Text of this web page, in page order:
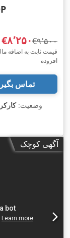
‎€۸٬۲۵۰ ‎€۹٬۵۰۰
قیمت ثابت به اضافه
افزوده
تماس
وضعیت:
آگهی کوچک